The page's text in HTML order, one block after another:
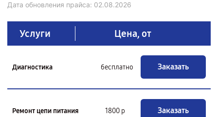
Дата обновления прайса: 02.08.2026
Услуги Цена, от
Диагностика бесплатно Заказать
Ремонт цепи питания 1800 р Заказать